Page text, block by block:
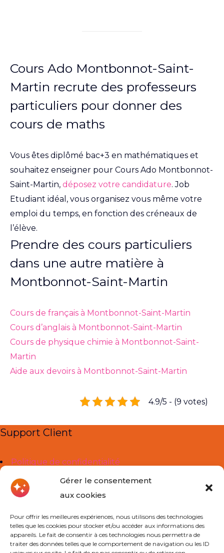
Gérer le consentement
aux cookies
Pour offrir les meilleures expériences, nous utilisons des technologies
telles que les cookies pour stocker et/ou accéder aux informations des
appareils. Le fait de consentir à ces technologies nous permettra de
traiter des données telles que le comportement de navigation ou les ID
Cours Ado Montbonnot-Saint-
Martin recrute des professeurs
particuliers pour donner des
cours de maths
Vous êtes diplômé bac+3 en mathématiques et
souhaitez enseigner pour Cours Ado Montbonnot-
Saint-Martin, déposez votre candidature. Job
Etudiant idéal, vous organisez vous même votre
emploi du temps, en fonction des créneaux de
l’élève.
Prendre des cours particuliers
dans une autre matière à
Montbonnot-Saint-Martin
Cours de français à Montbonnot-Saint-Martin
Cours d’anglais à Montbonnot-Saint-Martin
Cours de physique chimie à Montbonnot-Saint-
Martin
Aide aux devoirs à Montbonnot-Saint-Martin
4.9/5 - (9 votes)
Support Client
Politique de confidentialité
Mentions légales
À propos de nous
Cours Particuliers